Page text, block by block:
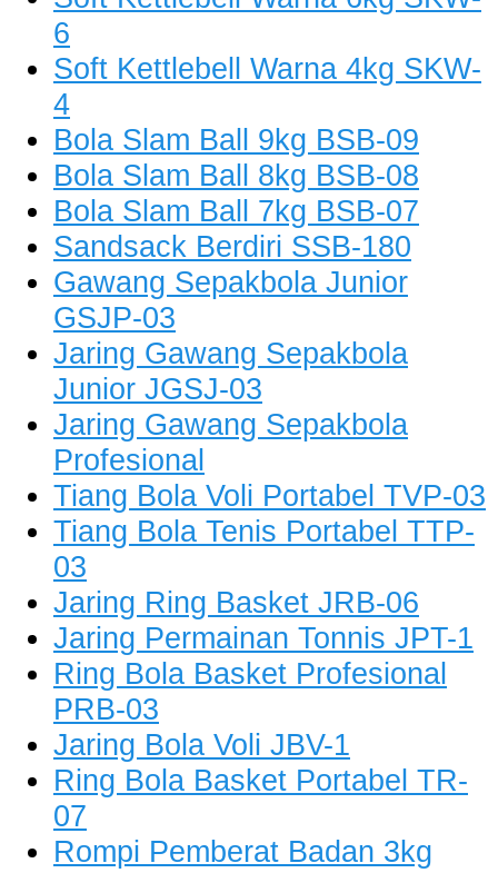
6
Soft Kettlebell Warna 4kg SKW-
4
Bola Slam Ball 9kg BSB-09
Bola Slam Ball 8kg BSB-08
Bola Slam Ball 7kg BSB-07
Sandsack Berdiri SSB-180
Gawang Sepakbola Junior
GSJP-03
Jaring Gawang Sepakbola
Junior JGSJ-03
Jaring Gawang Sepakbola
Profesional
Tiang Bola Voli Portabel TVP-03
Tiang Bola Tenis Portabel TTP-
03
Jaring Ring Basket JRB-06
Jaring Permainan Tonnis JPT-1
Ring Bola Basket Profesional
PRB-03
Jaring Bola Voli JBV-1
Ring Bola Basket Portabel TR-
07
Rompi Pemberat Badan 3kg